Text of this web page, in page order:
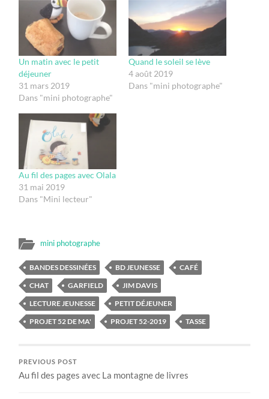
Un matin avec le petit
déjeuner
31 mars 2019
Dans "mini photographe"
Quand le soleil se lève
4 août 2019
Dans "mini photographe"
Au fil des pages avec Olala
31 mai 2019
Dans "Mini lecteur"
mini photographe
BANDES DESSINÉES BD JEUNESSE
CAFÉ
CHAT
GARFIELD
JIM DAVIS
LECTURE JEUNESSE
PETIT DÉJEUNER
PROJET 52 DE MA'
PROJET 52-2019 TASSE
PREVIOUS POST
Au fil des pages avec La montagne de livres